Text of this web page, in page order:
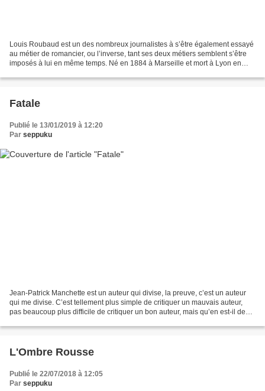
Louis Roubaud est un des nombreux journalistes à s’être également essayé
au métier de romancier, ou l’inverse, tant ses deux métiers semblent s’être
imposés à lui en même temps. Né en 1884 à Marseille et mort à Lyon en
Fatale
Publié le 13/01/2019 à 12:20
Par seppuku
Jean-Patrick Manchette est un auteur qui divise, la preuve, c’est un auteur
qui me divise. C’est tellement plus simple de critiquer un mauvais auteur,
pas beaucoup plus difficile de critiquer un bon auteur, mais qu’en est-il de
L'Ombre Rousse
Publié le 22/07/2018 à 12:05
Par seppuku